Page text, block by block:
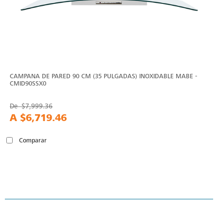
CAMPANA DE PARED 90 CM (35 PULGADAS) INOXIDABLE MABE -
CMID90SSX0
De$7,999.36
A $6,719.46
Comparar